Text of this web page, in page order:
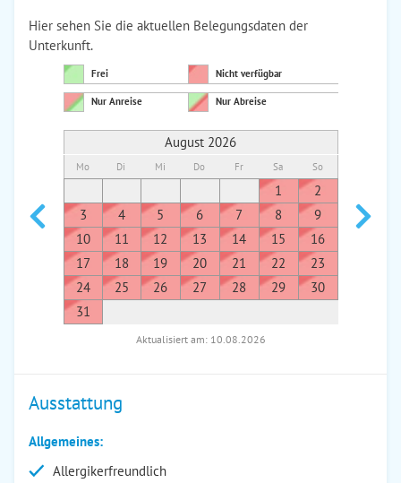
Hier sehen Sie die aktuellen Belegungsdaten der
Unterkunft.
Frei Nicht verfügbar
Nur Anreise Nur Abreise
August 2026
Mo Di Mi Do Fr Sa So
1
2
3
4 5 6 7 8
9
10
11 12 13 14 15
16
17
18 19 20 21 22
23
24
25 26 27 28 29
30
31
7
Aktualisiert am: 10.08.2026
Ausstattung
Allgemeines:
Allergikerfreundlich